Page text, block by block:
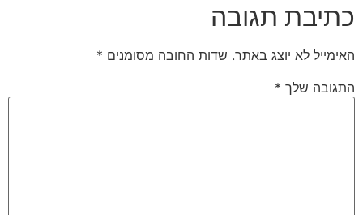
כתיבת תגובה
האימייל לא יוצג באתר. שדות החובה מסומנים *
התגובה שלך *